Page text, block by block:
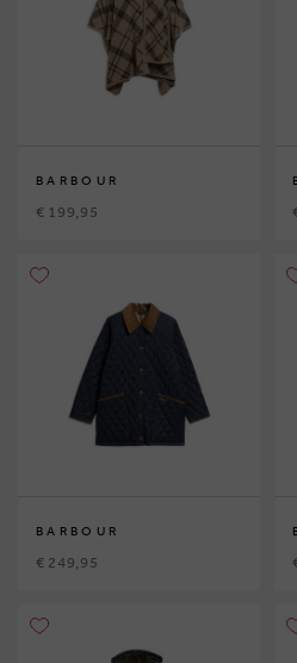
BARBOUR
€ 199,95
BARBOUR
€ 249,95